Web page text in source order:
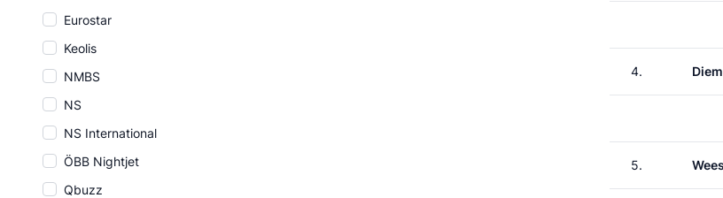
Eurostar
Keolis
NMBS
NS
NS International
ÖBB Nightjet
Qbuzz
4.
5.